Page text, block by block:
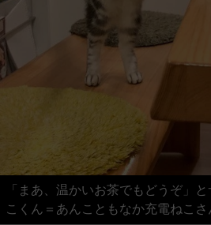
「まあ、温かいお茶でもどうぞ」
こくん＝あんこともなか充電ねこ